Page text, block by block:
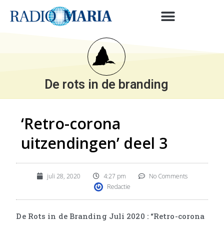
De rots in de branding
‘Retro-corona
uitzendingen’ deel 3
juli 28, 2020 4:27 pm
No Comments
Redactie
De Rots in de Branding Juli 2020 : “Retro-corona